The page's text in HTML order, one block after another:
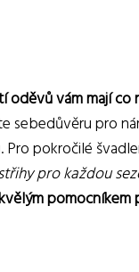
oděvů vám mají
sebedůvěru pro
pokročilé
pro každou